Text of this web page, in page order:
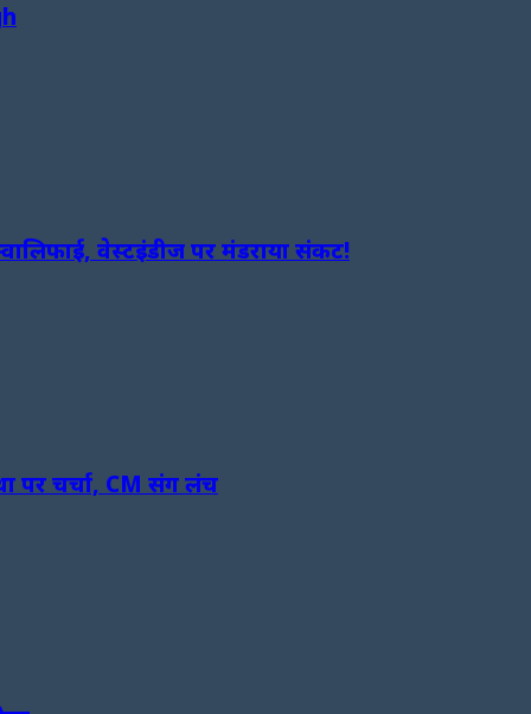
वेस्टइंडीज पर मंडराया संकट!
पर चर्चा, CM संग लंच